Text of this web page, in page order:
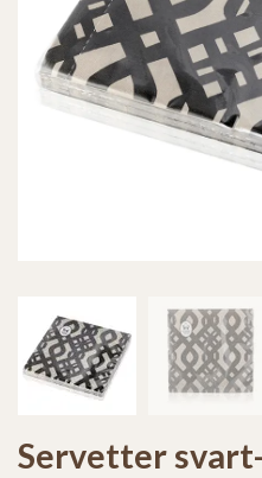
Servetter